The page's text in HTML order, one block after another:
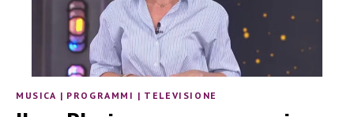
MUSICA | PROGRAMMI | TELEVISIONE